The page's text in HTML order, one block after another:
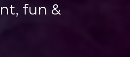
fun &